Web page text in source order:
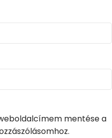
mentése a